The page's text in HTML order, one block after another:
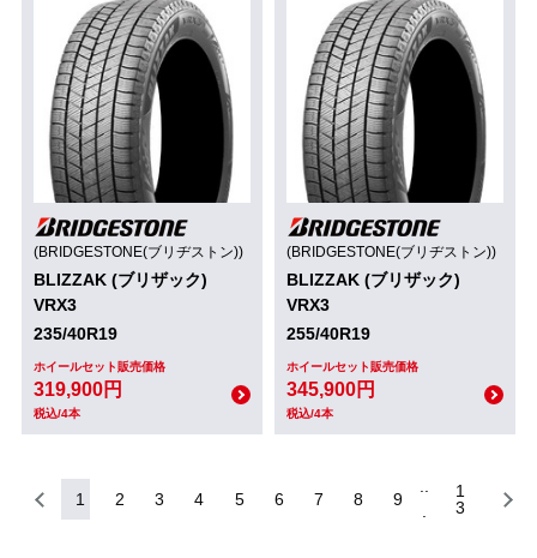
(BRIDGESTONE(ブリヂストン))
BLIZZAK (ブリザック)
VRX3
235/40R19
ホイールセット販売価格
319,900円
税込/4本
(BRIDGESTONE(ブリヂストン))
BLIZZAK (ブリザック)
VRX3
255/40R19
ホイールセット販売価格
345,900円
税込/4本
1 2 3 4 5 6 7 8 9
1
3